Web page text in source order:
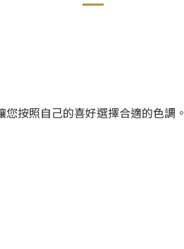
按照自己的喜好選擇合適的色調。